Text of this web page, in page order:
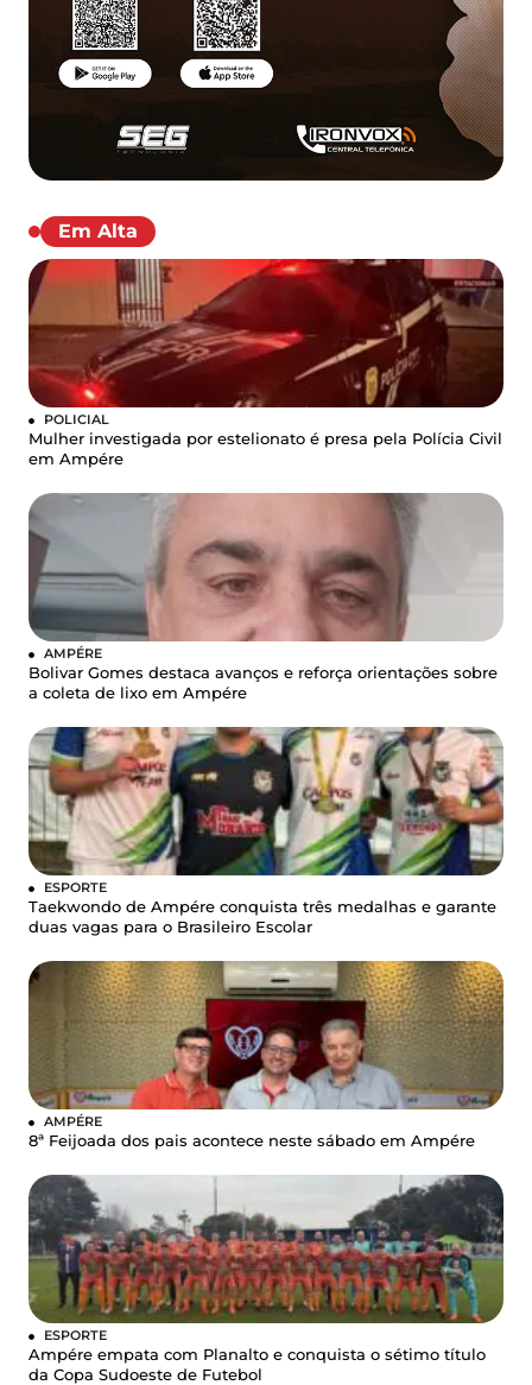
Em Alta
POLICIAL
Mulher investigada por estelionato é presa pela Polícia Civil
em Ampére
AMPÉRE
Bolivar Gomes destaca avanços e reforça orientações sobre
a coleta de lixo em Ampére
ESPORTE
Taekwondo de Ampére conquista três medalhas e garante
duas vagas para o Brasileiro Escolar
AMPÉRE
8ª Feijoada dos pais acontece neste sábado em Ampére
ESPORTE
Ampére empata com Planalto e conquista o sétimo título
da Copa Sudoeste de Futebol